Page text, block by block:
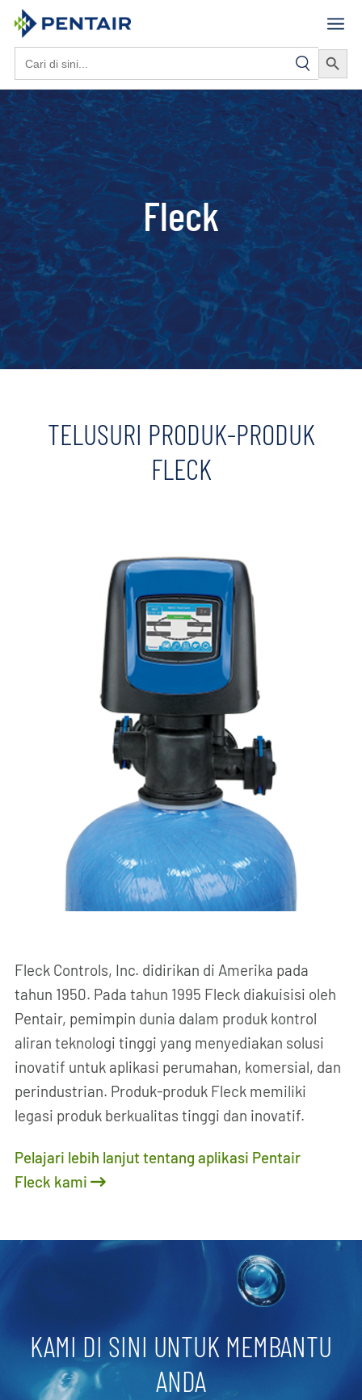
Search
for:
Search Button
Fleck
TELUSURI PRODUK-PRODUK
FLECK
Fleck Controls, Inc. didirikan di Amerika pada
tahun 1950. Pada tahun 1995 Fleck diakuisisi oleh
Pentair, pemimpin dunia dalam produk kontrol
aliran teknologi tinggi yang menyediakan solusi
inovatif untuk aplikasi perumahan, komersial, dan
perindustrian. Produk-produk Fleck memiliki
legasi produk berkualitas tinggi dan inovatif.
Pelajari lebih lanjut tentang aplikasi Pentair
Fleck kami
KAMI DI SINI UNTUK MEMBANTU
ANDA